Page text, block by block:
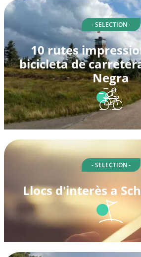
- SELECTION -
10 rutes
bicicleta de
Negra
- SELECTION -
Llocs d'interès a